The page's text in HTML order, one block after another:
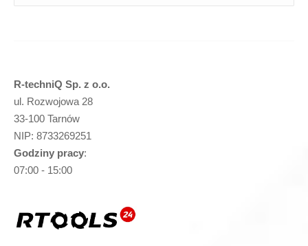
R-techniQ Sp. z o.o.
ul. Rozwojowa 28
33-100 Tarnów
NIP: 8733269251
Godziny pracy:
07:00 - 15:00